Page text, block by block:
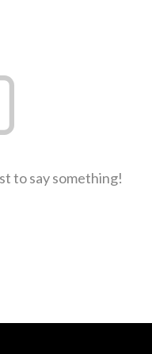
to say something!